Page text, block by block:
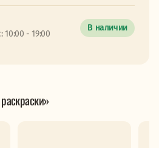
10:00 - 19:00
В наличии